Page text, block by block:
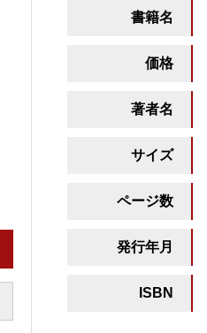
書籍名
価格
著者名
サイズ
ページ数
発行年月
ISBN